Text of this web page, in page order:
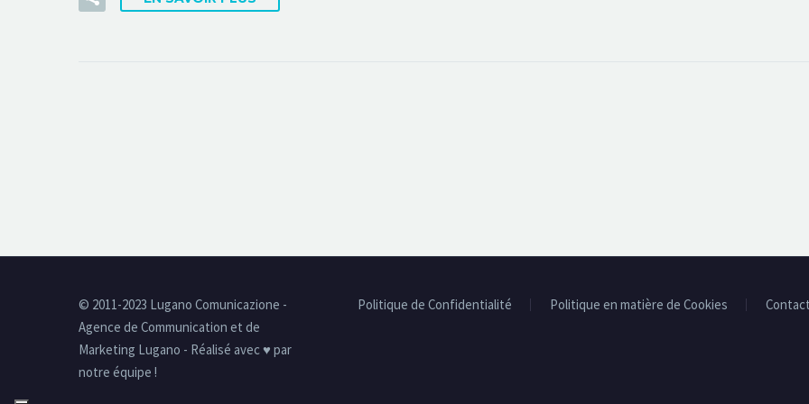
Politique de Confidentialité Politique en matière de Cookies
© 2011-2023 Lugano Comunicazione -
Agence de Communication et de
Marketing Lugano - Réalisé avec ♥ par
notre équipe !